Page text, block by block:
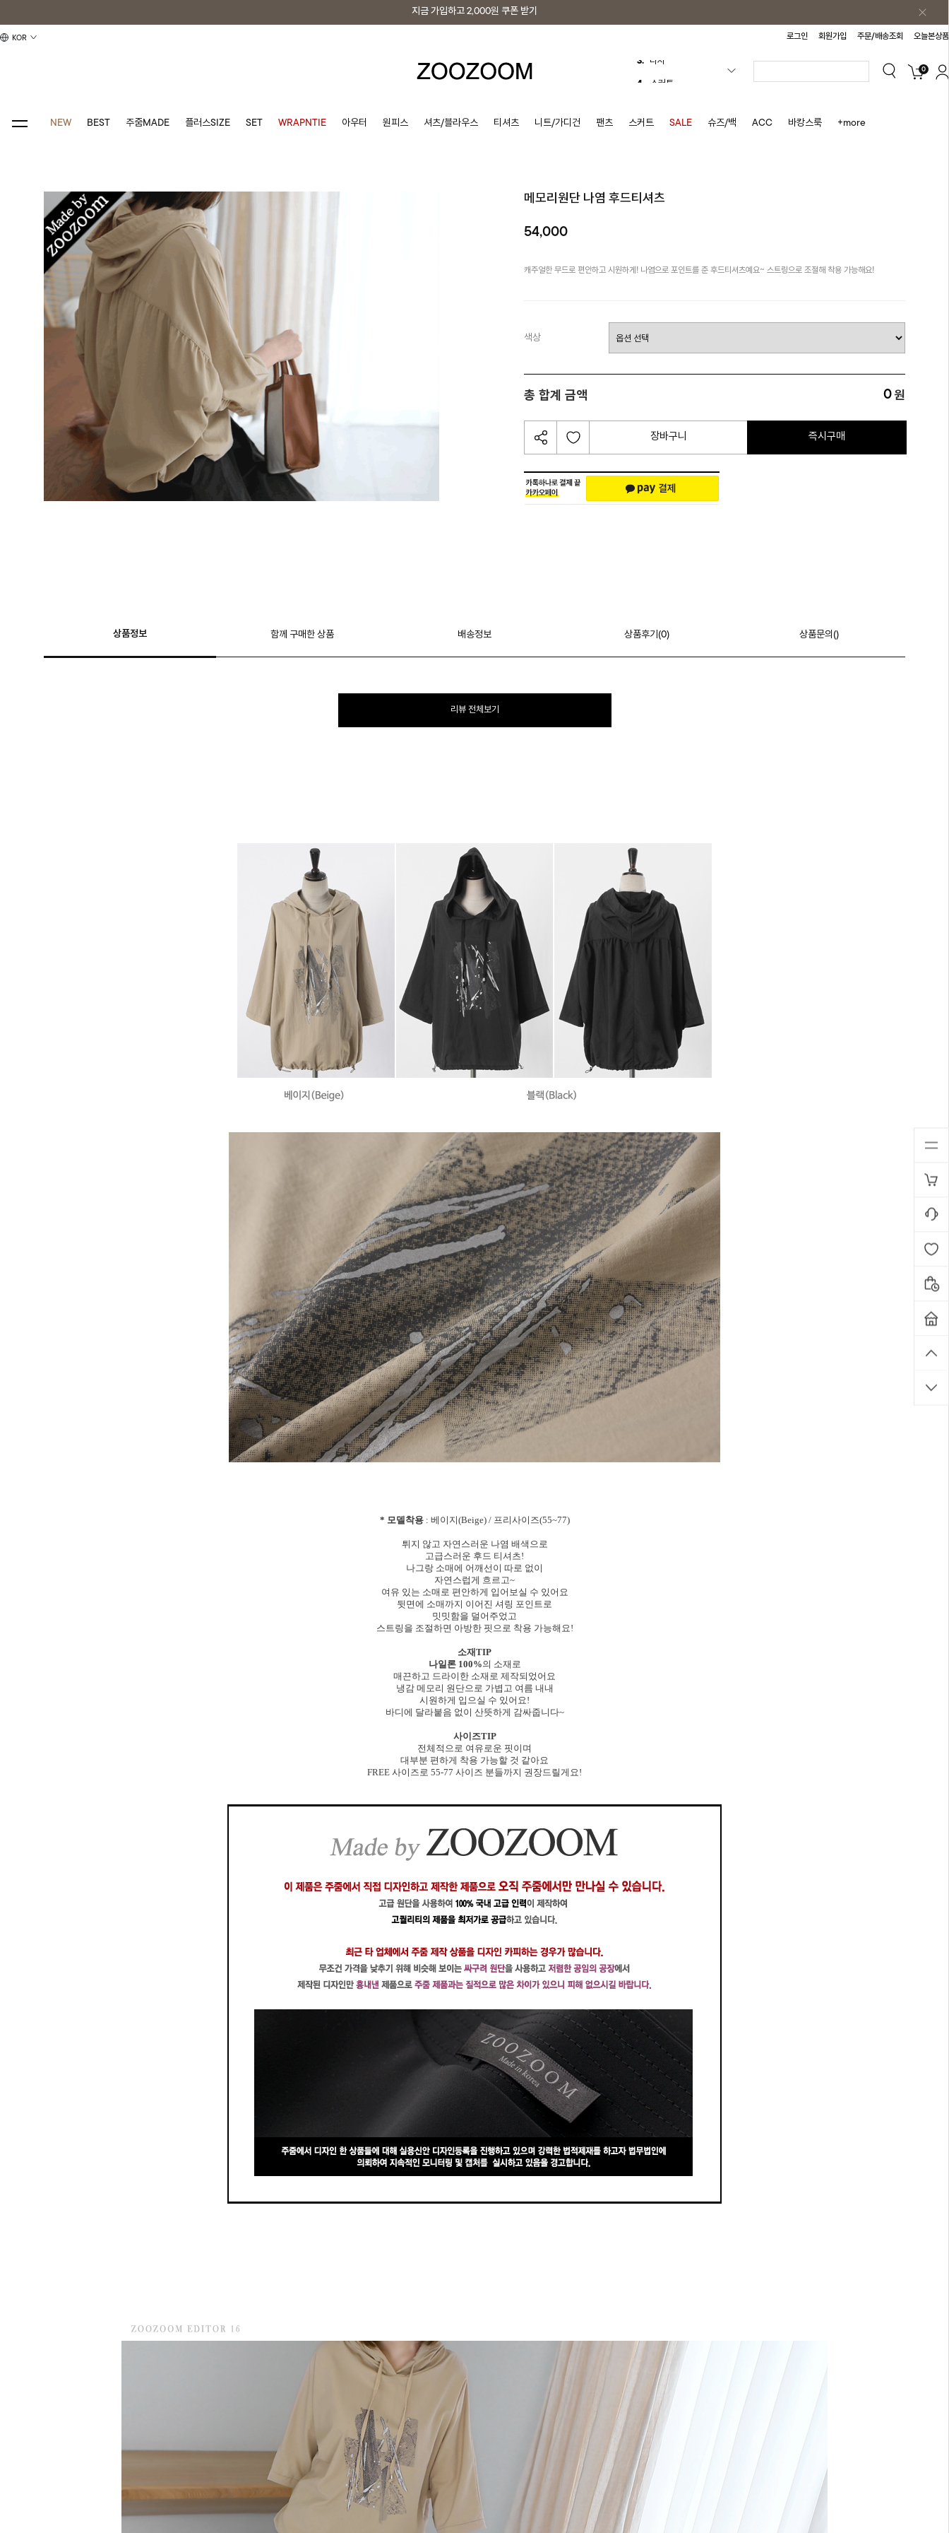
지금 가입하고 2,000원 쿠폰 받기
KOR 로그인 회원가입 주문/배송조회 오늘본상품
6.
10.
3. 나시
0
NEW BEST 주줌MADE 플러스SIZE SET WRAPNTIE 아우터 원피스 셔츠/블라우스 티셔츠 니트/가디건 팬츠 스커트 SALE 슈즈/백 ACC 바캉스룩 +more
메모리원단 나염 후드티셔츠
54,000
캐주얼한 무드로 편안하고 시원하게! 나염으로 포인트를 준 후드티셔츠예요~ 스트링으로 조절해 착용 가능해요!
색상
총 합계 금액 0원
장바구니 즉시구매
상품정보 함께 구매한 상품 배송정보 상품후기(0) 상품문의()
리뷰 전체보기
* 모델착용: 베이지(Beige) / 프리사이즈(55~77)
튀지 않고 자연스러운 나염 배색으로
고급스러운 후드 티셔츠!
나그랑 소매에 어깨선이 따로 없이
자연스럽게 흐르고~
여유 있는 소매로 편안하게 입어보실 수 있어요
뒷면에 소매까지 이어진 셔링 포인트로
밋밋함을 덜어주었고
스트링을 조절하면 아방한 핏으로 착용 가능해요!
소재TIP
나일론 100%의 소재로
매끈하고 드라이한 소재로 제작되었어요
냉감 메모리 원단으로 가볍고 여름 내내
시원하게 입으실 수 있어요!
바디에 달라붙음 없이 산뜻하게 감싸줍니다~
사이즈TIP
전체적으로 여유로운 핏이며
대부분 편하게 착용 가능할 것 같아요
FREE 사이즈로 55-77 사이즈 분들까지 권장드릴게요!